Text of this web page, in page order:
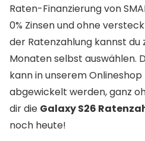
Raten-Finanzierung von
0% Zinsen und ohne
der Ratenzahlung kannst du
Monaten selbst auswählen.
kann in unserem
abgewickelt werden, ganz
dir die Galaxy S26
noch heute!